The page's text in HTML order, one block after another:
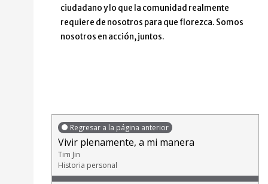
ciudadano y lo que la comunidad realmente
requiere de nosotros para que florezca. Somos
nosotros en acción, juntos.
Regresar a la página anterior
Vivir plenamente, a mi manera
Tim Jin
Historia personal